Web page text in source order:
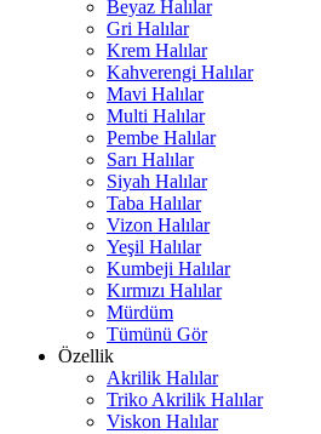
Beyaz Halılar
Gri Halılar
Krem Halılar
Kahverengi Halılar
Mavi Halılar
Multi Halılar
Pembe Halılar
Sarı Halılar
Siyah Halılar
Taba Halılar
Vizon Halılar
Yeşil Halılar
Kumbeji Halılar
Kırmızı Halılar
Mürdüm
Tümünü Gör
Özellik
Akrilik Halılar
Triko Akrilik Halılar
Viskon Halılar